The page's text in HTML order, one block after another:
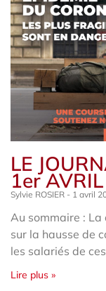
LE
1er
Sylvie ROSIER 1 avril
Au sommaire : La
sur la hausse de
les salariés de
Lire plus »